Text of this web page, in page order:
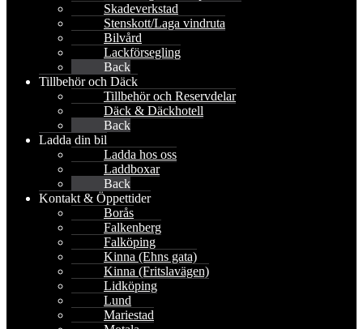
Skadeverkstad
Stenskott/Laga vindruta
Bilvård
Lackförsegling
Back
Tillbehör och Däck
Tillbehör och Reservdelar
Däck & Däckhotell
Back
Ladda din bil
Ladda hos oss
Laddboxar
Back
Kontakt & Öppettider
Borås
Falkenberg
Falköping
Kinna (Ehns gata)
Kinna (Fritslavägen)
Lidköping
Lund
Mariestad